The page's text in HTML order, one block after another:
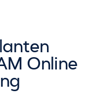
Online